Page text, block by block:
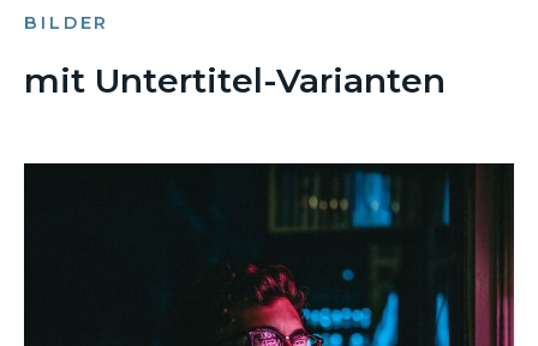
BILDER
mit Untertitel-Varianten